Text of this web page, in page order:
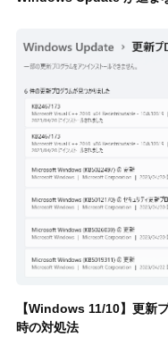
【Windows 11/10】更新
時の対処法